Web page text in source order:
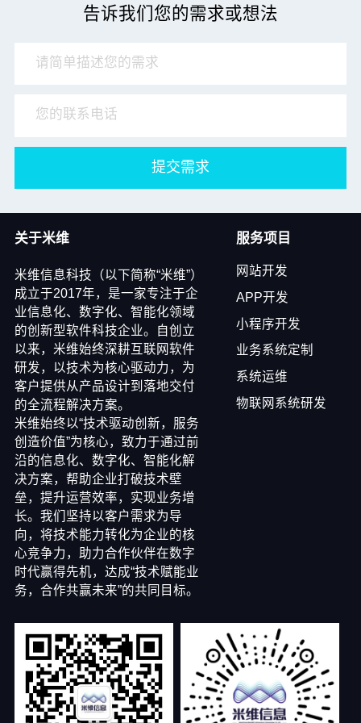
告诉我们您的需求或想法
提交需求
关于米维
米维信息科技（以下简称“米维”）
成立于2017年，是一家专注于企
业信息化、数字化、智能化领域
的创新型软件科技企业。自创立
以来，米维始终深耕互联网软件
研发，以技术为核心驱动力，为
客户提供从产品设计到落地交付
的全流程解决方案。
米维始终以“技术驱动创新，服务
创造价值”为核心，致力于通过前
沿的信息化、数字化、智能化解
决方案，帮助企业打破技术壁
垒，提升运营效率，实现业务增
长。我们坚持以客户需求为导
向，将技术能力转化为企业的核
心竞争力，助力合作伙伴在数字
时代赢得先机，达成“技术赋能业
务，合作共赢未来”的共同目标。
服务项目
网站开发
APP开发
小程序开发
业务系统定制
系统运维
物联网系统研发